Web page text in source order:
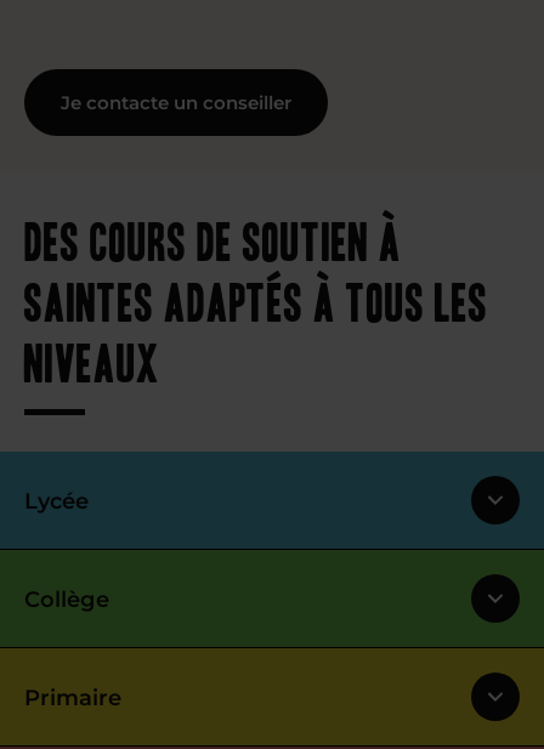
Je contacte un conseiller
Des cours de soutien à
Saintes adaptés à tous les
niveaux
Lycée
Collège
Primaire